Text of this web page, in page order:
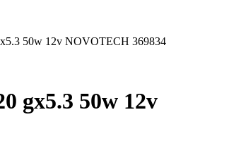
50w 12v NOVOTECH 369834
gx5.3 50w 12v